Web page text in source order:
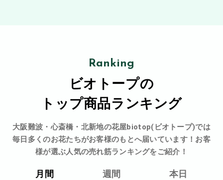
Ranking
ビオトープの
トップ商品ランキング
大阪難波・心斎橋・北新地の花屋biotop(ビオトープ)では
毎日多くのお花たちがお客様のもとへ届いています！お客
様が選ぶ人気の売れ筋ランキングをご紹介！
月間 週間 本日